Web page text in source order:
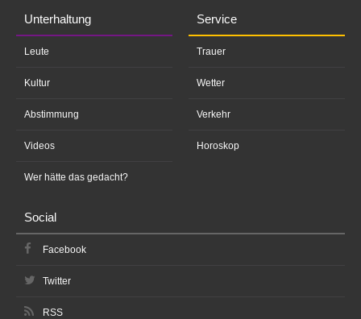
Unterhaltung
Leute
Kultur
Abstimmung
Videos
Wer hätte das gedacht?
Service
Trauer
Wetter
Verkehr
Horoskop
Social
Facebook
Twitter
RSS